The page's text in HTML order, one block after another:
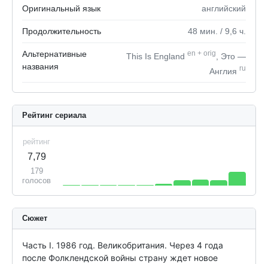
Оригинальный язык английский
Продолжительность 48 мин. / 9,6 ч.
Альтернативные
названия
This Is England en + orig
, Это —
Англия ru
Рейтинг сериала
рейтинг
7,79
179
голосов
Сюжет
Часть I. 1986 год. Великобритания. Через 4 года
после Фолклендской войны страну ждет новое